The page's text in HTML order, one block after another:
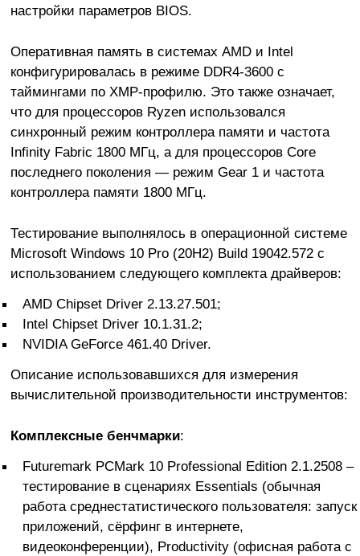
настройки параметров BIOS.
Оперативная память в системах AMD и Intel
конфигурировалась в режиме DDR4-3600 с
таймингами по XMP-профилю. Это также означает,
что для процессоров Ryzen использовался
синхронный режим контроллера памяти и частота
Infinity Fabric 1800 МГц, а для процессоров Core
последнего поколения — режим Gear 1 и частота
контроллера памяти 1800 МГц.
Тестирование выполнялось в операционной системе
Microsoft Windows 10 Pro (20H2) Build 19042.572 с
использованием следующего комплекта драйверов:
AMD Chipset Driver 2.13.27.501;
Intel Chipset Driver 10.1.31.2;
NVIDIA GeForce 461.40 Driver.
Описание использовавшихся для измерения
вычислительной производительности инструментов:
Комплексные бенчмарки:
Futuremark PCMark 10 Professional Edition 2.1.2508 –
тестирование в сценариях Essentials (обычная
работа среднестатистического пользователя: запуск
приложений, сёрфинг в интернете,
видеоконференции), Productivity (офисная работа с